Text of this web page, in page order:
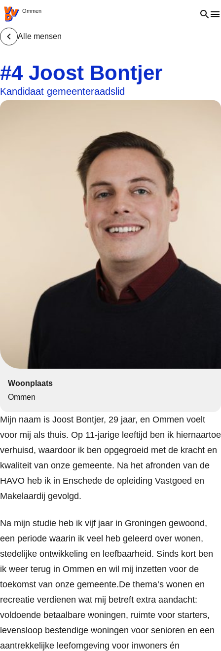
VVD.nl - Ga naar de homepage
Ommen Open
Alle mensen
#4 Joost Bontjer
Kandidaat gemeenteraadslid
Woonplaats
Ommen
Mijn naam is Joost Bontjer, 29 jaar, en Ommen voelt
voor mij als thuis. Op 11-jarige leeftijd ben ik hiernaartoe
verhuisd, waardoor ik ben opgegroeid met de kracht en
kwaliteit van onze gemeente. Na het afronden van de
HAVO heb ik in Enschede de opleiding Vastgoed en
Makelaardij gevolgd.
Na mijn studie heb ik vijf jaar in Groningen gewoond,
een periode waarin ik veel heb geleerd over wonen,
stedelijke ontwikkeling en leefbaarheid. Sinds kort ben
ik weer terug in Ommen en wil mij inzetten voor de
toekomst van onze gemeente.De thema’s wonen en
recreatie verdienen wat mij betreft extra aandacht:
voldoende betaalbare woningen, ruimte voor starters,
levensloop bestendige woningen voor senioren en een
aantrekkelijke leefomgeving voor inwoners én